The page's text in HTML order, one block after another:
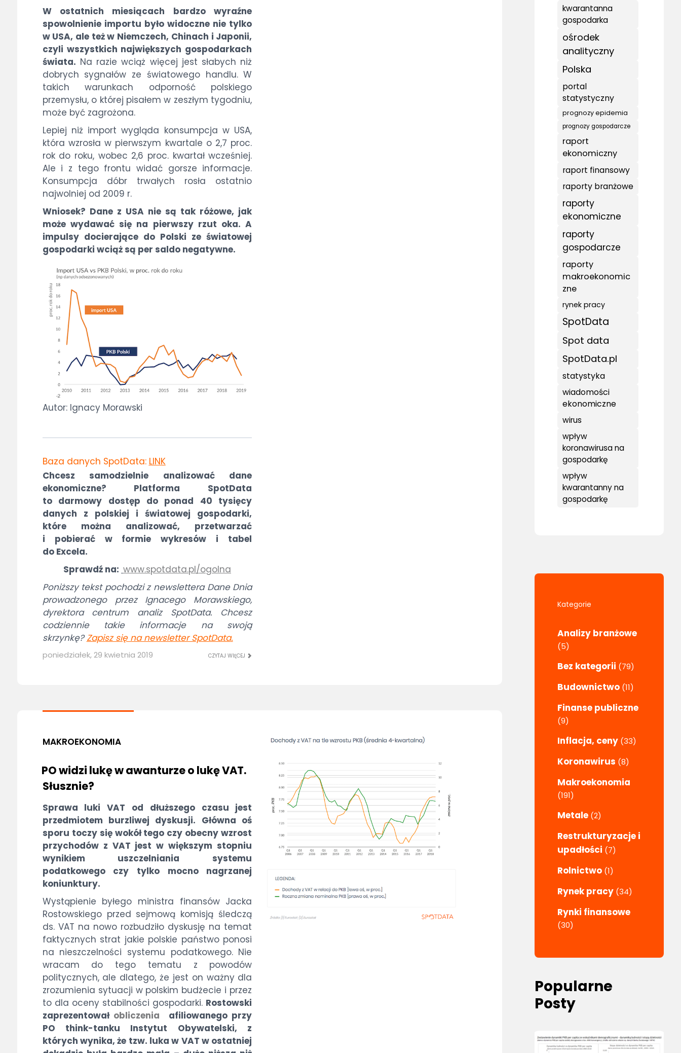
W ostatnich miesiącach bardzo wyraźne
spowolnienie importu było widoczne nie tylko
w USA, ale też w Niemczech, Chinach i Japonii,
czyli wszystkich największych gospodarkach
świata. Na razie wciąż więcej jest słabych niż
dobrych sygnałów ze światowego handlu. W
takich warunkach odporność polskiego
przemysłu, o której pisałem w zeszłym tygodniu,
może być zagrożona.
Lepiej niż import wygląda konsumpcja w USA,
która wzrosła w pierwszym kwartale o 2,7 proc.
rok do roku, wobec 2,6 proc. kwartał wcześniej.
Ale i z tego frontu widać gorsze informacje.
Konsumpcja dóbr trwałych rosła ostatnio
najwolniej od 2009 r.
Wniosek? Dane z USA nie są tak różowe, jak
może wydawać się na pierwszy rzut oka. A
impulsy docierające do Polski ze światowej
gospodarki wciąż są per saldo negatywne.
Autor: Ignacy Morawski
Baza danych SpotData: LINK
Chcesz samodzielnie analizować dane
ekonomiczne? Platforma SpotData
to darmowy dostęp do ponad 40 tysięcy
danych z polskiej i światowej gospodarki,
które można analizować, przetwarzać
i pobierać w formie wykresów i tabel
do Excela.
Sprawdź na: www.spotdata.pl/ogolna
Poniższy tekst pochodzi z newslettera Dane Dnia
prowadzonego przez Ignacego Morawskiego,
dyrektora centrum analiz SpotData. Chcesz
codziennie takie informacje na swoją
skrzynkę?Zapisz się na newsletter SpotData.
poniedziałek, 29 kwietnia 2019 CZYTAJ WIĘCEJ
MAKROEKONOMIA
PO widzi lukę w awanturze o lukę VAT.
Słusznie?
Sprawa luki VAT od dłuższego czasu jest
przedmiotem burzliwej dyskusji. Główna oś
sporu toczy się wokół tego czy obecny wzrost
przychodów z VAT jest w większym stopniu
wynikiem uszczelniania systemu
podatkowego czy tylko mocno nagrzanej
koniunktury.
Wystąpienie byłego ministra finansów Jacka
Rostowskiego przed sejmową komisją śledczą
ds. VAT na nowo rozbudziło dyskusję na temat
faktycznych strat jakie polskie państwo ponosi
na nieszczelności systemu podatkowego. Nie
wracam do tego tematu z powodów
politycznych, ale dlatego, że jest on ważny dla
zrozumienia sytuacji w polskim budżecie i przez
to dla oceny stabilności gospodarki. Rostowski
zaprezentował obliczenia
afiliowanego przy
PO think-tanku Instytut Obywatelski, z
których wynika, że tzw. luka w VAT w ostatniej
kwarantanna
gospodarka
ośrodek
analityczny
Polska
portal
statystyczny
prognozy epidemia
prognozy gospodarcze
raport
ekonomiczny
raport finansowy
raporty branżowe
raporty
ekonomiczne
raporty
gospodarcze
raporty
makroekonomic
zne
rynek pracy
SpotData
Spot data
SpotData.pl
statystyka
wiadomości
ekonomiczne
wirus
wpływ
koronawirusa na
gospodarkę
wpływ
kwarantanny na
gospodarkę
Kategorie
Analizy branżowe
(5)
Bez kategorii (79)
Budownictwo (11)
Finanse publiczne
(9)
Inflacja, ceny (33)
Koronawirus (8)
Makroekonomia
(191)
Metale (2)
Restrukturyzacje i
upadłości (7)
Rolnictwo (1)
Rynek pracy (34)
Rynki finansowe
(30)
Popularne
Posty